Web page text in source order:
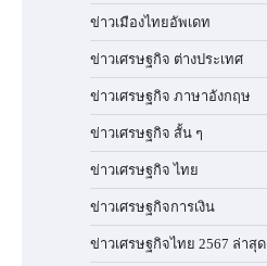
ข่าวเมืองไทยอัพเดท
ข่าวเศรษฐกิจ ต่างประเทศ
ข่าวเศรษฐกิจ ภาษาอังกฤษ
ข่าวเศรษฐกิจ สั้น ๆ
ข่าวเศรษฐกิจ ไทย
ข่าวเศรษฐกิจการเงิน
ข่าวเศรษฐกิจไทย 2567 ล่าสุด